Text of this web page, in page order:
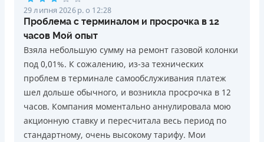
29 липня 2026 р. о 12:28
Проблема с терминалом и просрочка в 12
часов Мой опыт
Взяла небольшую сумму на ремонт газовой колонки
под 0,01%. К сожалению, из-за технических
проблем в терминале самообслуживания платеж
шел дольше обычного, и возникла просрочка в 12
часов. Компания моментально аннулировала мою
акционную ставку и пересчитала весь период по
стандартному, очень высокому тарифу. Мои